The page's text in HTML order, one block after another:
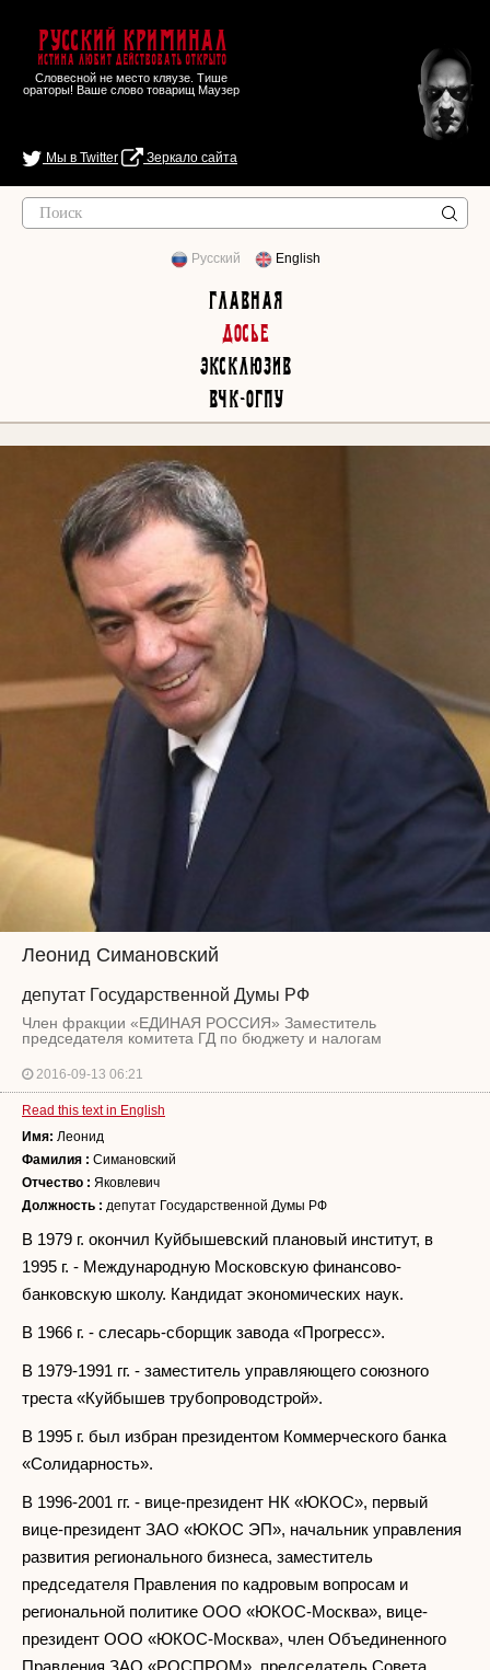
Русский Криминал
Истина любит действовать открыто
Словесной не место кляузе. Тише
ораторы! Ваше слово товарищ Маузер
Мы в Twitter Зеркало сайта
Русский English
Главная
Досье
Эксклюзив
ВЧК-ОГПУ
Леонид Симановский
депутат Государственной Думы РФ
Член фракции «ЕДИНАЯ РОССИЯ» Заместитель
председателя комитета ГД по бюджету и налогам
2016-09-13 06:21
Read this text in English
Имя: Леонид
Фамилия : Симановский
Отчество : Яковлевич
Должность : депутат Государственной Думы РФ
В 1979 г. окончил Куйбышевский плановый институт, в
1995 г. - Международную Московскую финансово-
банковскую школу. Кандидат экономических наук.
В 1966 г. - слесарь-сборщик завода «Прогресс».
В 1979-1991 гг. - заместитель управляющего союзного
треста «Куйбышев трубопроводстрой».
В 1995 г. был избран президентом Коммерческого банка
«Солидарность».
В 1996-2001 гг. - вице-президент НК «ЮКОС», первый
вице-президент ЗАО «ЮКОС ЭП», начальник управления
развития регионального бизнеса, заместитель
председателя Правления по кадровым вопросам и
региональной политике ООО «ЮКОС-Москва», вице-
президент ООО «ЮКОС-Москва», член Объединенного
Правления ЗАО «РОСПРОМ», председатель Совета